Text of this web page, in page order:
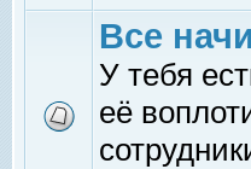
Все
У тебя
её